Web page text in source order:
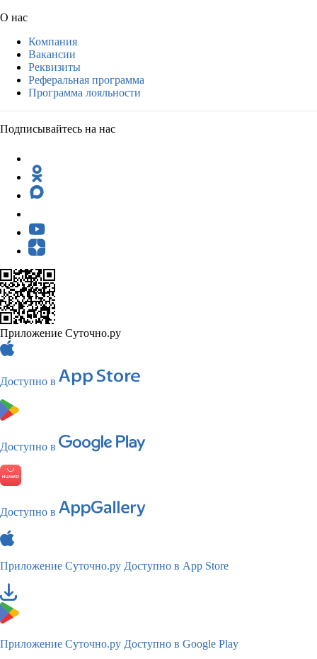
О нас
Компания
Вакансии
Реквизиты
Реферальная программа
Программа лояльности
Подписывайтесь на нас
Приложение Суточно.ру
Доступно в
Доступно в
Доступно в
Приложение Суточно.ру Доступно в App Store
Приложение Суточно.ру Доступно в Google Play